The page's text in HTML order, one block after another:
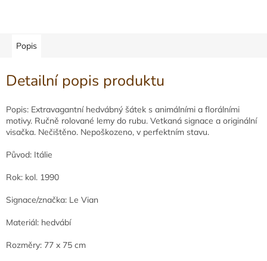
Popis
Detailní popis produktu
Popis: Extravagantní hedvábný šátek s animálními a florálními
motivy. Ručně rolované lemy do rubu. Vetkaná signace a originální
visačka. Nečištěno. Nepoškozeno, v perfektním stavu.
Původ: Itálie
Rok: kol. 1990
Signace/značka: Le Vian
Materiál: hedvábí
Rozměry: 77 x 75 cm